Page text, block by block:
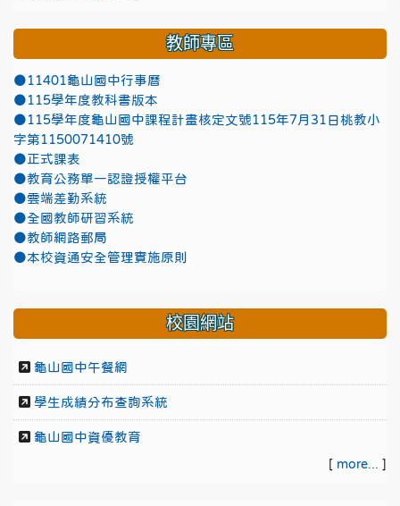
教師專區
●11401龜山國中行事曆
●115學年度教科書版本
●115學年度龜山國中課程計畫核定文號115年7月31日桃教小
字第1150071410號
●正式課表
●教育公務單一認證授權平台
●雲端差勤系統
●全國教師研習系統
●教師網路郵局
●本校資通安全管理實施原則
校園網站
龜山國中午餐網
學生成績分布查詢系統
龜山國中資優教育
[ more... ]